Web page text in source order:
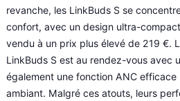
revanche, les LinkBuds S se
confort, avec un design ultra-
vendu à un prix plus élevé de 219 €.
LinkBuds S est au rendez-vous avec
également une fonction ANC
ambiant. Malgré ces atouts, leurs